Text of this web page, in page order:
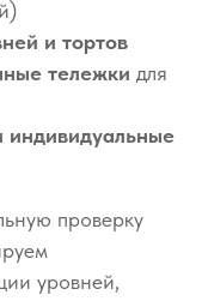
и тортов
тележки для
индивидуальные
проверку
уровней,